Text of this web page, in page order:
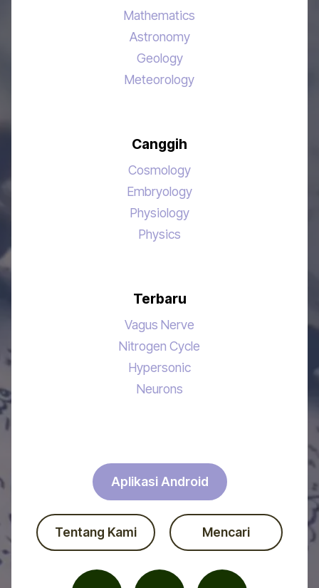
Mathematics
Astronomy
Geology
Meteorology
Canggih
Cosmology
Embryology
Physiology
Physics
Terbaru
Vagus Nerve
Nitrogen Cycle
Hypersonic
Neurons
Aplikasi Android
Tentang Kami Mencari